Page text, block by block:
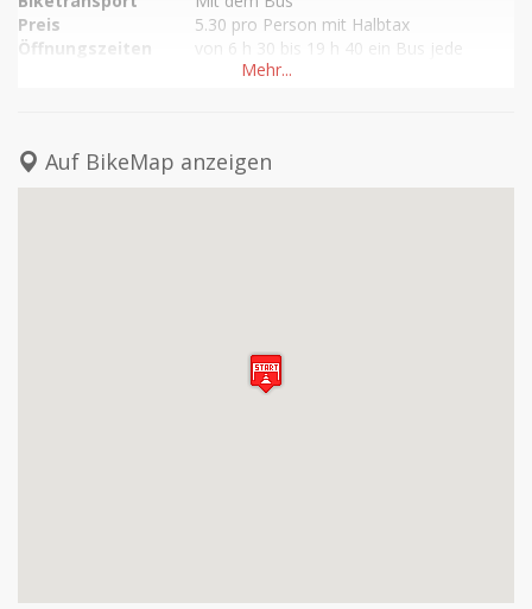
Preis
5.30 pro Person mit Halbtax
Öffnungszeiten
von 6 h 30 bis 19 h 40 ein Bus jede
Stunde ungefähr
Auf BikeMap anzeigen